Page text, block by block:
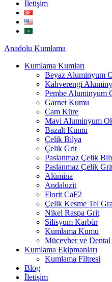
İletişim
Anadolu Kumlama
Kumlama Kumları
Beyaz Aluminyum
Kahverengi
Pembe Aluminyum
Garnet Kumu
Cam Küre
Mavi Aluminyum
Bazalt Kumu
Çelik Bilya
Çelik Grit
Paslanmaz Çelik
Paslanmaz Çelik
Alümina
Andaluzit
Florit CaF2
Çelik Kesme Tel
Nikel Raspa Grit
Silisyum Karbür
Kumlama Kumu
Mücevher ve
Kumlama Ekipmanları
Kumlama Filtresi
Blog
İletişim